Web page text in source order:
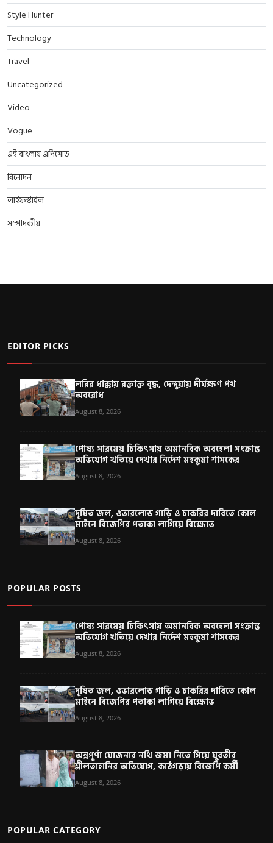
Style Hunter
Technology
Travel
Uncategorized
Video
Vogue
এই বাংলায় এপিসোড
বিনোদন
লাইফস্টাইল
সম্পাদকীয়
EDITOR PICKS
লরির ধাক্কায় রক্তাক্ত বৃদ্ধ, দেন্দুয়ায় দীর্ঘক্ষণ পথ
অবরোধ
August 8, 2026
পোষ্য সারমেয় চিকিৎসায় অমানবিক অবহেলা সংক্রান্ত
অভিযোগ খতিয়ে দেখার নির্দেশ মহকুমা শাসকের
August 8, 2026
দূষিত জল, ওভারলোড গাড়ি ও চাকরির দাবিতে কোল
মাইনে বিজেপির পতাকা লাগিয়ে বিক্ষোভ
August 8, 2026
POPULAR POSTS
পোষ্য সারমেয় চিকিৎসায় অমানবিক অবহেলা সংক্রান্ত
অভিযোগ খতিয়ে দেখার নির্দেশ মহকুমা শাসকের
August 8, 2026
দূষিত জল, ওভারলোড গাড়ি ও চাকরির দাবিতে কোল
মাইনে বিজেপির পতাকা লাগিয়ে বিক্ষোভ
August 8, 2026
অন্নপূর্ণা যোজনার নথি জমা নিতে গিয়ে যুবতীর
শ্লীলতাহানির অভিযোগ, কাঠগড়ায় বিজেপি কর্মী
August 8, 2026
POPULAR CATEGORY